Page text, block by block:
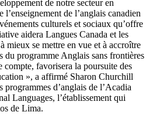
de notre secteur en
l’enseignement de l’anglais canadien
culturels et sociaux qu’offre
aidera Langues Canada et les
mieux se mettre en vue et à accroître
du programme Anglais sans frontières
compte, favorisera la poursuite des
», a affirmé Sharon Churchill
programmes d’anglais de l’Acadia
Languages, l’établissement qui
de Lima.